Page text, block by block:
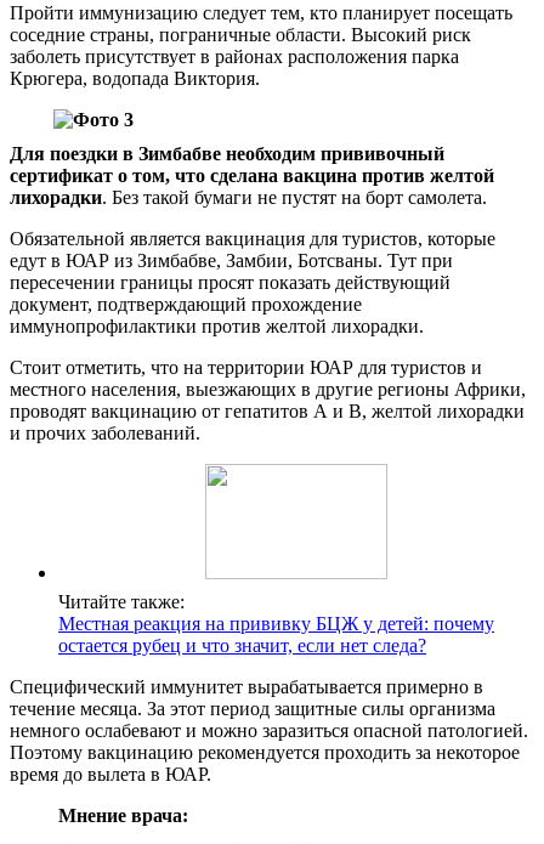
Пройти иммунизацию следует тем, кто планирует посещать
соседние страны, пограничные области. Высокий риск
заболеть присутствует в районах расположения парка
Крюгера, водопада Виктория.
Для поездки в Зимбабве необходим прививочный
сертификат о том, что сделана вакцина против желтой
лихорадки. Без такой бумаги не пустят на борт самолета.
Обязательной является вакцинация для туристов, которые
едут в ЮАР из Зимбабве, Замбии, Ботсваны. Тут при
пересечении границы просят показать действующий
документ, подтверждающий прохождение
иммунопрофилактики против желтой лихорадки.
Стоит отметить, что на территории ЮАР для туристов и
местного населения, выезжающих в другие регионы Африки,
проводят вакцинацию от гепатитов А и В, желтой лихорадки
и прочих заболеваний.
Читайте также:
Местная реакция на прививку БЦЖ у детей: почему
остается рубец и что значит, если нет следа?
Специфический иммунитет вырабатывается примерно в
течение месяца. За этот период защитные силы организма
немного ослабевают и можно заразиться опасной патологией.
Поэтому вакцинацию рекомендуется проходить за некоторое
время до вылета в ЮАР.
Мнение врача: